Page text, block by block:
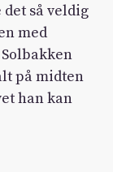
så veldig
med
på midten
han kan